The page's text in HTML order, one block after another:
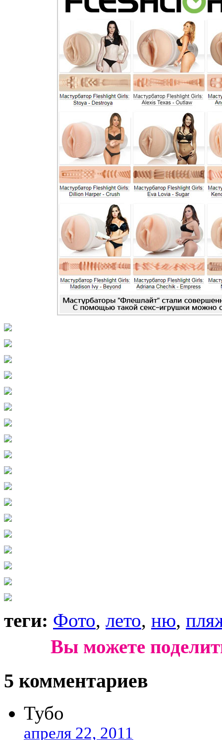
теги: Фото, лето, ню,
Вы можете
5 комментариев
Тубо
апреля 22, 2011